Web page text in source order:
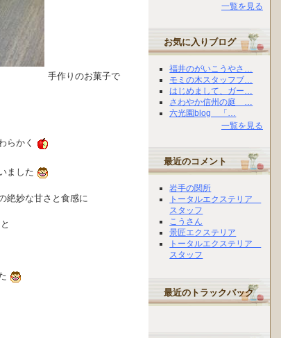
手作りのお菓子で
らかく
ました
絶妙な甘さと食感に
と
一覧を見る
お気に入りブログ
福井のがいこうやさ…
モミの木スタッフブ…
はじめまして、ガー…
さわやか信州の庭 …
六光園blog 「…
一覧を見る
最近のコメント
岩手の関所
トータルエクステリア
スタッフ
こうさん
景匠エクステリア
トータルエクステリア
スタッフ
最近のトラックバック